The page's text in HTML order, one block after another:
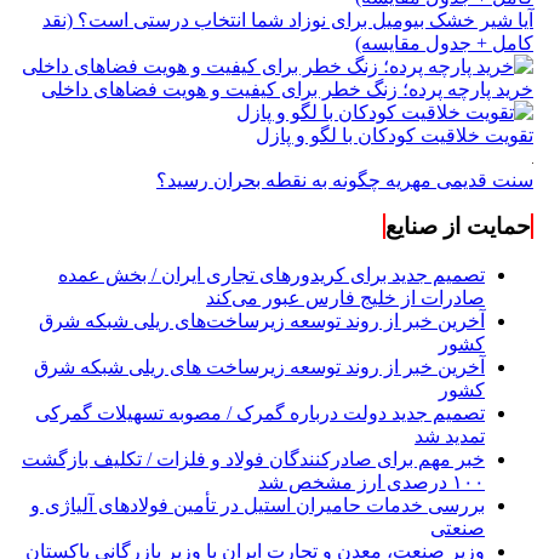
آیا شیر خشک بیومیل برای نوزاد شما انتخاب درستی است؟ (نقد
کامل + جدول مقایسه)
خرید پارچه پرده؛ زنگ خطر برای کیفیت و هویت فضاهای داخلی
تقویت خلاقیت کودکان با لگو و پازل
سنت قدیمی مهریه چگونه به نقطه بحران رسید؟
حمایت از صنایع
تصمیم جدید برای کریدورهای تجاری ایران / بخش عمده
صادرات از خلیج فارس عبور می‌کند
آخرین خبر از روند توسعه زیرساخت‌های ریلی شبکه شرق
کشور
آخرین خبر از روند توسعه زیرساخت های ریلی شبکه شرق
کشور
تصمیم جدید دولت درباره گمرک / مصوبه تسهیلات گمرکی
تمدید شد
خبر مهم برای صادرکنندگان فولاد و فلزات / تکلیف بازگشت
۱۰۰ درصدی ارز مشخص شد
بررسی خدمات حامیران استیل در تأمین فولادهای آلیاژی و
صنعتی
وزیر صنعت، معدن و تجارت ایران با وزیر بازرگانی پاکستان